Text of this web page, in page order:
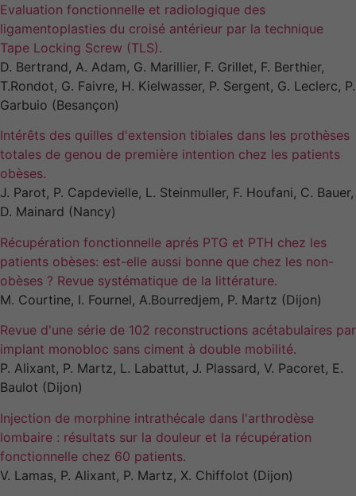
Evaluation fonctionnelle et radiologique des
ligamentoplasties du croisé antérieur par la technique
Tape Locking Screw (TLS).
D. Bertrand, A. Adam, G. Marillier, F. Grillet, F. Berthier,
T.Rondot, G. Faivre, H. Kielwasser, P. Sergent, G. Leclerc, P.
Garbuio (Besançon)
Intérêts des quilles d'extension tibiales dans les prothèses
totales de genou de première intention chez les patients
obèses.
J. Parot, P. Capdevielle, L. Steinmuller, F. Houfani, C. Bauer,
D. Mainard (Nancy)
Récupération fonctionnelle aprés PTG et PTH chez les
patients obèses: est-elle aussi bonne que chez les non-
obèses ? Revue systématique de la littérature.
M. Courtine, I. Fournel, A.Bourredjem, P. Martz (Dijon)
Revue d'une série de 102 reconstructions acétabulaires par
implant monobloc sans ciment à double mobilité.
P. Alixant, P. Martz, L. Labattut, J. Plassard, V. Pacoret, E.
Baulot (Dijon)
Injection de morphine intrathécale dans l'arthrodèse
lombaire : résultats sur la douleur et la récupération
fonctionnelle chez 60 patients.
V. Lamas, P. Alixant, P. Martz, X. Chiffolot (Dijon)